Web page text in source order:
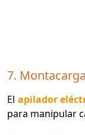
7.
El apilador
para manipular